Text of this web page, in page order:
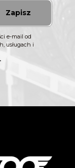
Zapisz
e-mail od
usługach i